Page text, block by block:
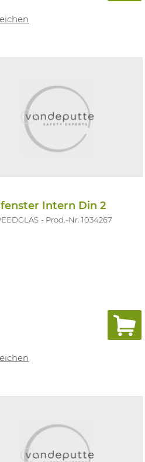
Intern Din 2
Prod.-Nr. 1034267